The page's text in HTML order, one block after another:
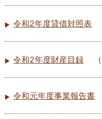
令和2年度貸借対照表
令和2年度財産目録 （
令和元年度事業報告書